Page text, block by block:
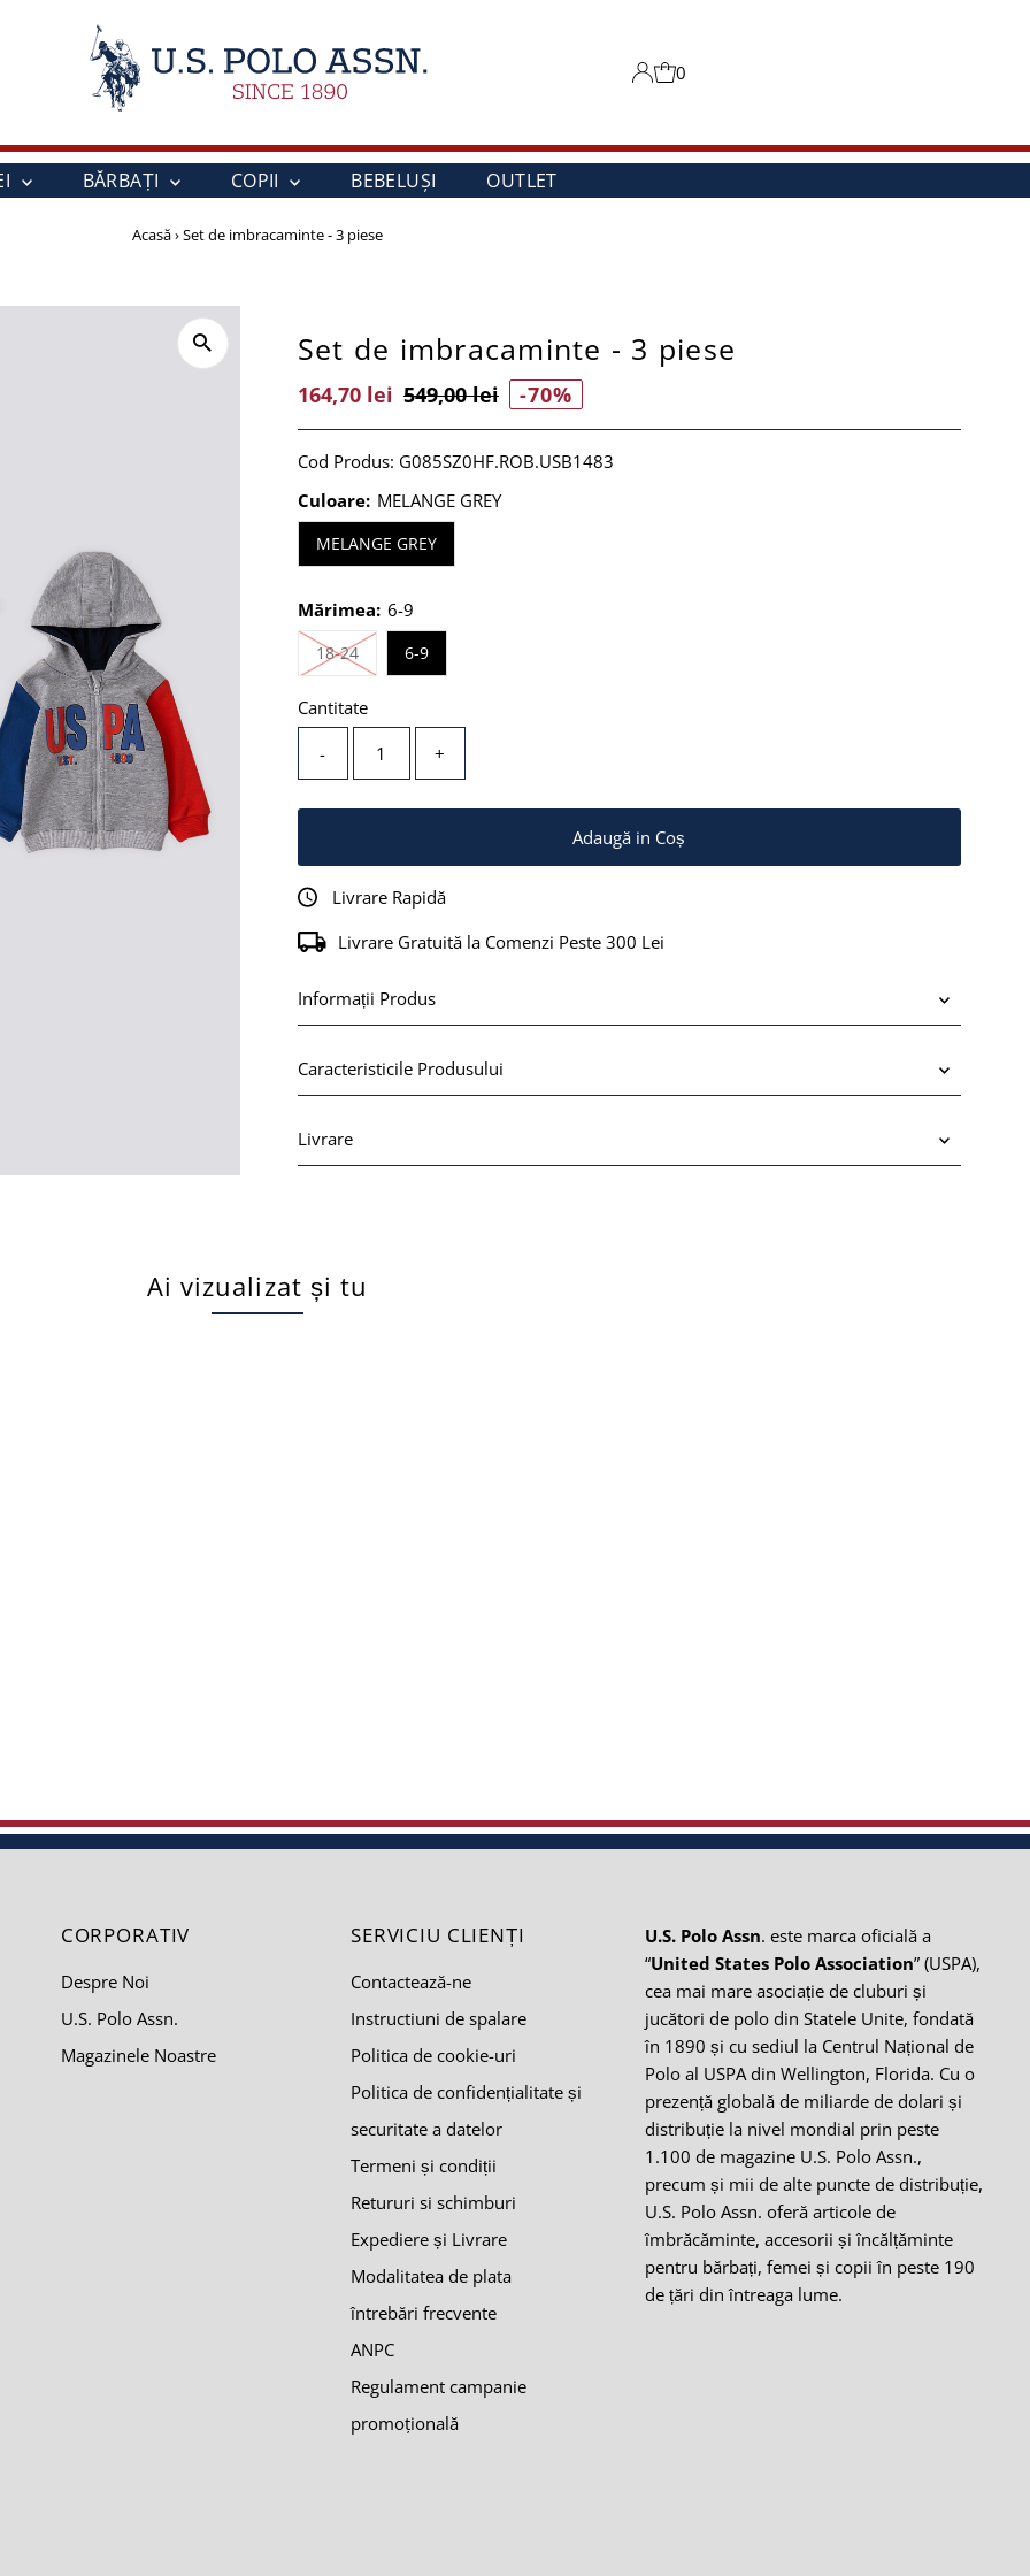
0
BĂRBAȚI COPII BEBELUŞI OUTLET
Acasă›Set de imbracaminte - 3 piese
Set de imbracaminte - 3 piese
Preț
Vânzare
164,70 lei Preț
Întreg
549,00 lei -70%
Cod Produs: G085SZ0HF.ROB.USB1483
Culoare: MELANGE GREY
MELANGE GREY
Mărimea: 6-9
18-24Stoc epuizat sau Indisponibil
6-9
Cantitate
-
+
Livrare Rapidă
Livrare Gratuită la Comenzi Peste 300 Lei
Informații Produs
Caracteristicile Produsului
Livrare
Ai vizualizat și tu
U.S. Polo Assn. este marca oficială a
“United States Polo Association” (USPA),
cea mai mare asociație de cluburi și
jucători de polo din Statele Unite, fondată
în 1890 și cu sediul la Centrul Național de
Polo al USPA din Wellington, Florida. Cu o
prezență globală de miliarde de dolari și
distribuție la nivel mondial prin peste
1.100 de magazine U.S. Polo Assn.,
precum și mii de alte puncte de distribuție,
U.S. Polo Assn. oferă articole de
îmbrăcăminte, accesorii și încălțăminte
pentru bărbați, femei și copii în peste 190
de țări din întreaga lume.
CORPORATIV
Despre Noi
U.S. Polo Assn.
Magazinele Noastre
SERVICIU CLIENȚI
Contactează-ne
Instructiuni de spalare
Politica de cookie-uri
Politica de confidențialitate și
securitate a datelor
Termeni și condiții
Retururi si schimburi
Expediere și Livrare
Modalitatea de plata
întrebări frecvente
ANPC
Regulament campanie
promoţională